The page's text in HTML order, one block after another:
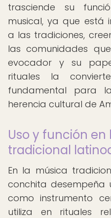
trasciende su
musical, ya que está
a las tradiciones,
las comunidades
evocador y su
rituales la
fundamental para
herencia cultural de
Uso y función
tradicional
En la música
conchita
como instrumento
utiliza en rituales